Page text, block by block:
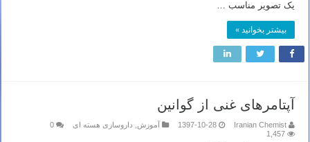
یک تصویر مناسب …
بیشتر بخوانید »
آپتامرهای غنی از گوانین
Iranian Chemist
1397-10-28 آموزش داروسازی هسته ای
0
1,457